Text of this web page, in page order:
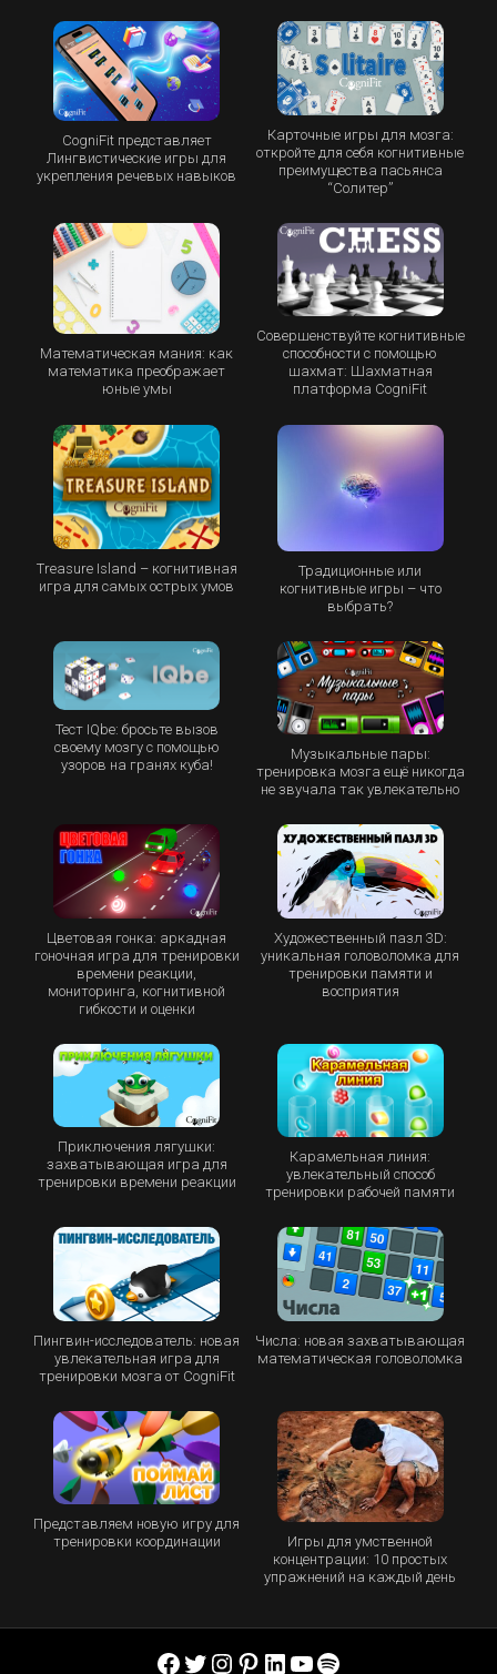
CogniFit представляет
Лингвистические игры для
укрепления речевых навыков
Карточные игры для мозга:
откройте для себя когнитивные
преимущества пасьянса
“Cолитер”
Математическая мания: как
математика преображает
юные умы
Совершенствуйте когнитивные
способности с помощью
шахмат: Шахматная
платформа CogniFit
Treasure Island – когнитивная
игра для самых острых умов
Традиционные или
когнитивные игры – что
выбрать?
Тест IQbe: бросьте вызов
своему мозгу с помощью
узоров на гранях куба!
Музыкальные пары:
тренировка мозга ещё никогда
не звучала так увлекательно
Цветовая гонка: аркадная
гоночная игра для тренировки
времени реакции,
мониторинга, когнитивной
гибкости и оценки
Художественный пазл 3D:
уникальная головоломка для
тренировки памяти и
восприятия
Приключения лягушки:
захватывающая игра для
тренировки времени реакции
Карамельная линия:
увлекательный способ
тренировки рабочей памяти
Пингвин-исследователь: новая
увлекательная игра для
тренировки мозга от CogniFit
Числа: новая захватывающая
математическая головоломка
Представляем новую игру для
тренировки координации
Игры для умственной
концентрации: 10 простых
упражнений на каждый день
Facebook
Twitter
Instagram
Pinterest
LinkedIn
YouTube
Spotify